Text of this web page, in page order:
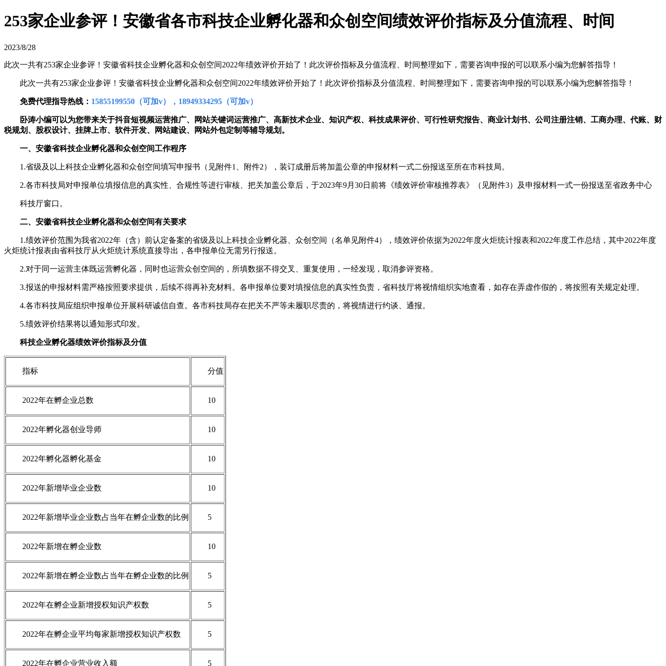
253家企业参评！安徽省各市科技企业孵化器和众创空间绩效评价指标及分值流程、时间
2023/8/28
此次一共有253家企业参评！安徽省科技企业孵化器和众创空间2022年绩效评价开始了！此次评价指标及分值流程、时间整理如下，需要咨询申报的可以联系小编为您解答指导！
此次一共有253家企业参评！安徽省科技企业孵化器和众创空间2022年绩效评价开始了！此次评价指标及分值流程、时间整理如下，需要咨询申报的可以联系小编为您解答指导！
免费代理指导热线： 15855199550（可加v），18949334295（可加v）
卧涛小编可以为您带来关于抖音短视频运营推广、网站关键词运营推广、高新技术企业、知识产权、科技成果评价、可行性研究报告、商业计划书、公司注册注销、工商办理、代账、财
税规划、股权设计、挂牌上市、软件开发、网站建设、网站外包定制等辅导规划。
一、安徽省科技企业孵化器和众创空间工作程序
1.省级及以上科技企业孵化器和众创空间填写申报书（见附件1、附件2），装订成册后将加盖公章的申报材料一式二份报送至所在市科技局。
2.各市科技局对申报单位填报信息的真实性、合规性等进行审核、把关加盖公章后，于2023年9月30日前将《绩效评价审核推荐表》（见附件3）及申报材料一式一份报送至省政务中心
科技厅窗口。
二、安徽省科技企业孵化器和众创空间有关要求
1.绩效评价范围为我省2022年（含）前认定备案的省级及以上科技企业孵化器、众创空间（名单见附件4），绩效评价依据为2022年度火炬统计报表和2022年度工作总结，其中2022年度
火炬统计报表由省科技厅从火炬统计系统直接导出，各申报单位无需另行报送。
2.对于同一运营主体既运营孵化器，同时也运营众创空间的，所填数据不得交叉、重复使用，一经发现，取消参评资格。
3.报送的申报材料需严格按照要求提供，后续不得再补充材料。各申报单位要对填报信息的真实性负责，省科技厅将视情组织实地查看，如存在弄虚作假的，将按照有关规定处理。
4.各市科技局应组织申报单位开展科研诚信自查。各市科技局存在把关不严等未履职尽责的，将视情进行约谈、通报。
5.绩效评价结果将以通知形式印发。
科技企业孵化器绩效评价指标及分值
指标 分值
2022年在孵企业总数 10
2022年孵化器创业导师 10
2022年孵化器孵化基金 10
2022年新增毕业企业数 10
2022年新增毕业企业数占当年在孵企业数的比例 5
2022年新增在孵企业数 10
2022年新增在孵企业数占当年在孵企业数的比例 5
2022年在孵企业新增授权知识产权数 5
2022年在孵企业平均每家新增授权知识产权数 5
2022年在孵企业营业收入额 5